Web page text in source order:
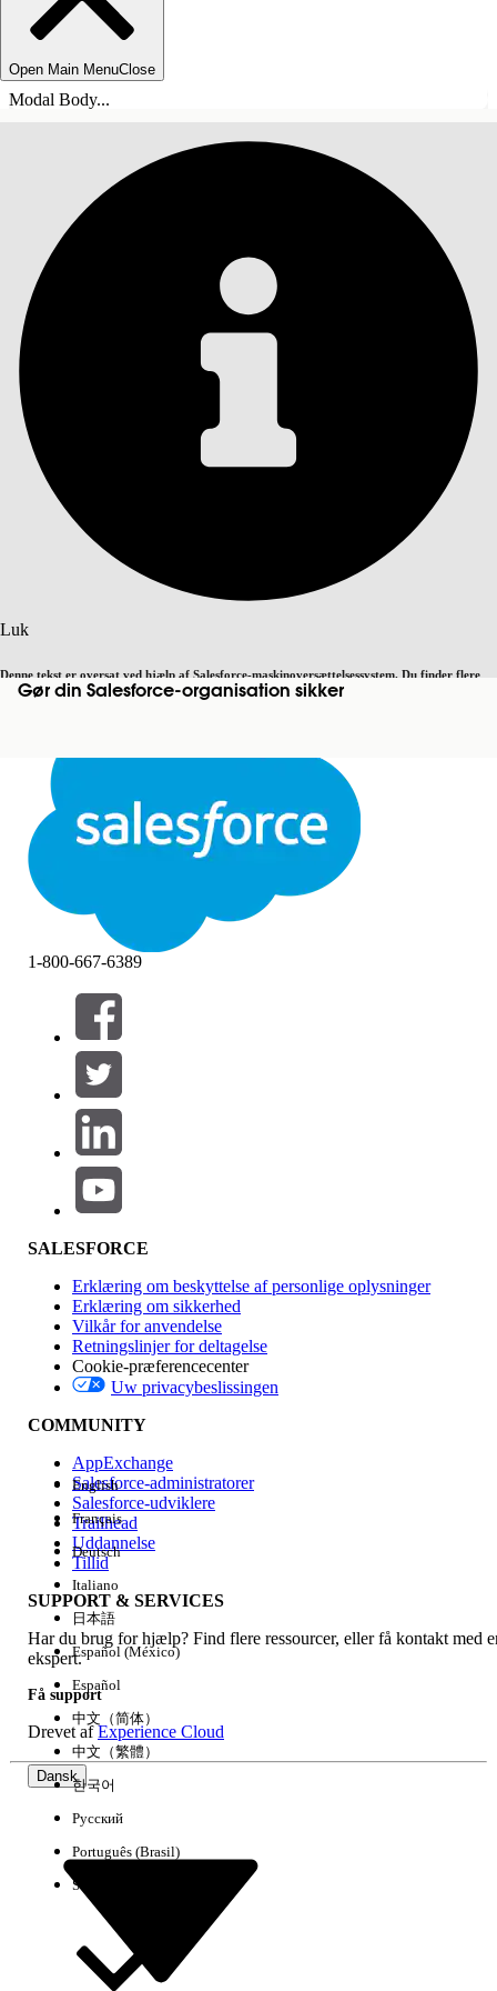
Open Main MenuClose
Modal Body...
Luk
Denne tekst er oversat ved hjælp af Salesforce-maskinoversættelsessystem. Du finder flere
detaljer her. Skift til engelsk Ikke nu
Luk
Gør din Salesforce-organisation sikker
INDHOLD
Filtre (0)
VÆLG FILTRE
Produktområde
Funktionspåvirkning
Version
Experience
Ryd alle Udført
1-800-667-6389
SALESFORCE
Erklæring om beskyttelse af personlige oplysninger
Erklæring om sikkerhed
Vilkår for anvendelse
Retningslinjer for deltagelse
Cookie-præferencecenter
Uw privacybeslissingen
COMMUNITY
AppExchange
Salesforce-administratorer
Salesforce-udviklere
Trailhead
Uddannelse
Tillid
SUPPORT & SERVICES
Har du brug for hjælp? Find flere ressourcer, eller få kontakt med
ekspert.
Få support
Drevet afExperience Cloud
Dansk
English
Français
Deutsch
Italiano
日本語
Español (México)
Español
中文（简体）
中文（繁體）
한국어
Русский
Português (Brasil)
Suomi